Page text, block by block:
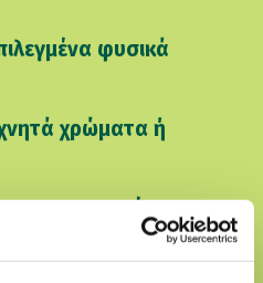
φυσικά
χρώματα ή
GMO και σόγια